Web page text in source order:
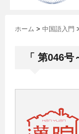
ホーム > 中国語入門
「 第046